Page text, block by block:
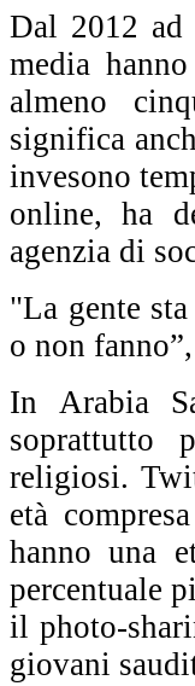
Dal 2012 ad
media
almeno
significa
invesono
online, ha
agenzia di
"La gente
o non
In Arabia
soprattutto
religiosi.
età
hanno una
percentuale
il photo-
giovani